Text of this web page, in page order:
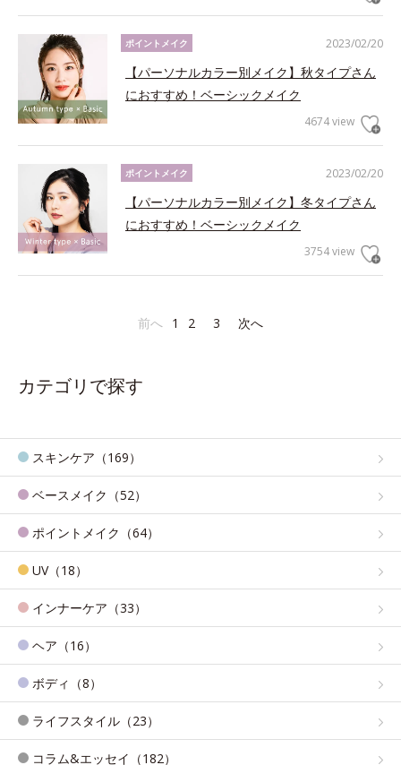
2023/02/20
ポイントメイク
【パーソナルカラー別メイク】秋タイプさん
におすすめ！ベーシックメイク
4674 view
2023/02/20
ポイントメイク
【パーソナルカラー別メイク】冬タイプさん
におすすめ！ベーシックメイク
3754 view
前へ 1 2 3 次へ
カテゴリで探す
スキンケア（169）
ベースメイク（52）
ポイントメイク（64）
UV（18）
インナーケア（33）
ヘア（16）
ボディ（8）
ライフスタイル（23）
コラム&エッセイ（182）